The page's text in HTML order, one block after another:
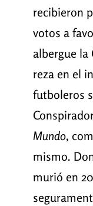
recibieron
votos a
albergue la
reza en el
futboleros
Mundo,
mismo.
murió en